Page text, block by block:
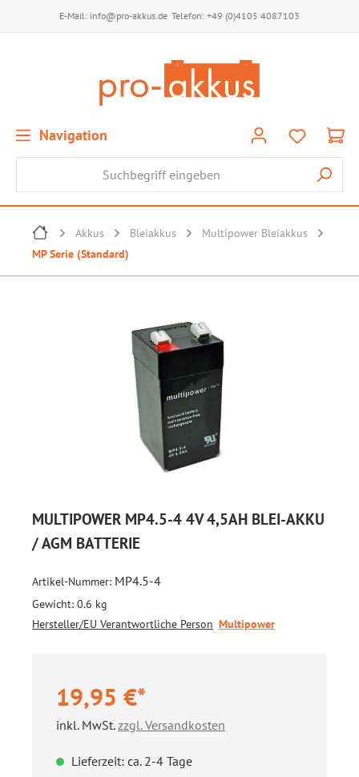
E-Mail: info@pro-akkus.de Telefon: +49 (0)4105 4087103
Navigation
Akkus Bleiakkus
Multipower Bleiakkus
MP Serie (Standard)
MULTIPOWER MP4.5-4 4V 4,5AH BLEI-AKKU
/ AGM BATTERIE
Artikel-Nummer: MP4.5-4
Gewicht: 0.6 kg
Hersteller/EU Verantwortliche Person Multipower
19,95 €*
inkl. MwSt.zzgl. Versandkosten
Lieferzeit: ca. 2-4 Tage